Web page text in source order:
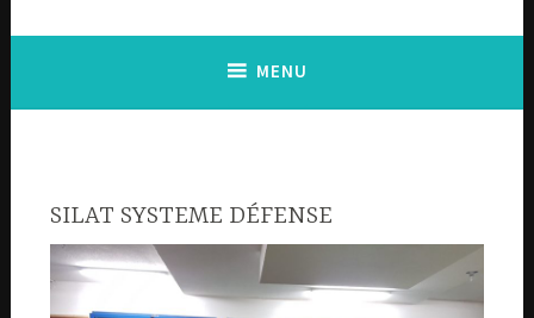
MENU
SILAT SYSTEME DÉFENSE